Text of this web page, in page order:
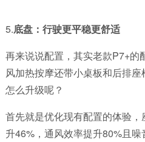
5.底盘：行驶更平稳更舒适
再来说说配置，其实老款P7+的
风加热按摩还带小桌板和后排
怎么升级呢？
首先就是优化现有配置的体验
升46%，通风效率提升80%且噪